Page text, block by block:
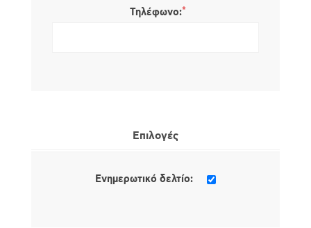
Τηλέφωνο:*
Επιλογές
Ενημερωτικό δελτίο: